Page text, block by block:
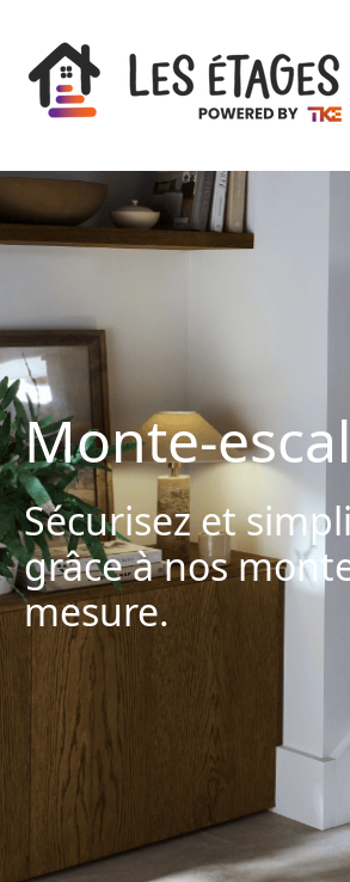
Monte-
Sécurisez et
grâce à nos
mesure.